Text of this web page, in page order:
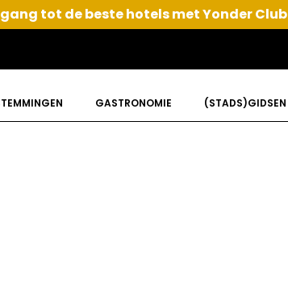
tot de beste hotels met Yonder Club
GASTRONOMIE (STADS)GIDSEN